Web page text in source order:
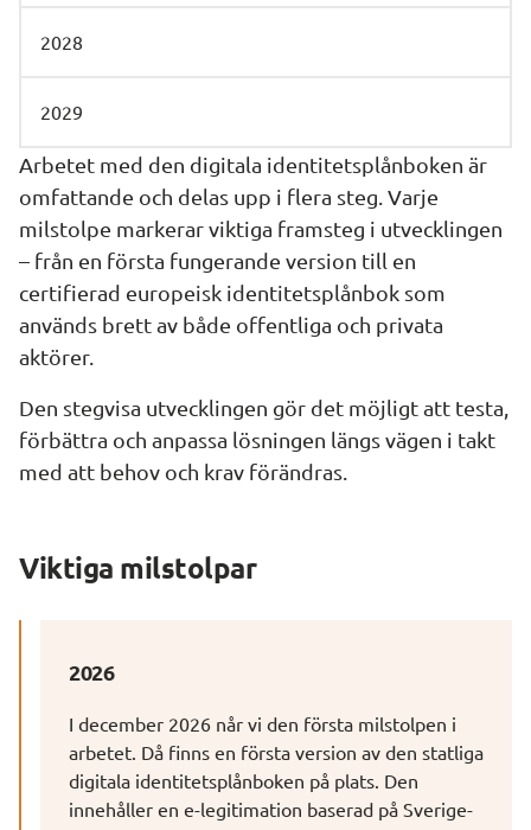
2028
2029
Arbetet med den digitala identitetsplånboken är
omfattande och delas upp i flera steg. Varje
milstolpe markerar viktiga framsteg i utvecklingen
– från en första fungerande version till en
certifierad europeisk identitetsplånbok som
används brett av både offentliga och privata
aktörer.
Den stegvisa utvecklingen gör det möjligt att testa,
förbättra och anpassa lösningen längs vägen i takt
med att behov och krav förändras.
Viktiga milstolpar
2026
I december 2026 når vi den första milstolpen i
arbetet. Då finns en första version av den statliga
digitala identitetsplånboken på plats. Den
innehåller en e-legitimation baserad på Sverige-